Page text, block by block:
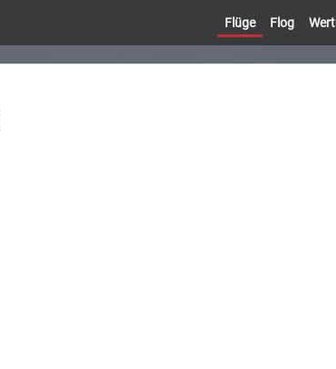
Flüge Flog